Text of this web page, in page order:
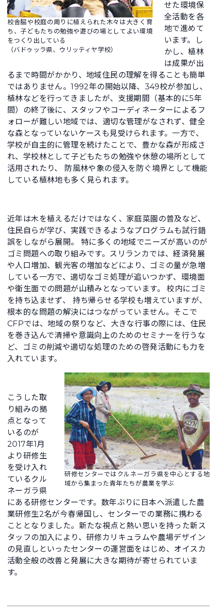
校舎脇や校庭の周りに植えられた木々は大きく育
ち、子どもたちの勉強や遊びの場としてよい環境
をつくり出している
（バドゥッラ県、ウリッティヤ学校）
せた環境保
全活動を各
地で進めて
います。し
かし、植林
は成果が出
るまで時間がかかり、地域住民の理解を得ることも簡単
ではありません。1992年の開始以降、349校が参加し、
植林などを行ってきましたが、支援期間（基本的に5年
間）の終了後に、スタッフやコーディネーターによるフ
ォローが難しい地域では、適切な管理がなされず、健全
な森となっていないケースも見受けられます。一方で、
学校が自主的に管理を続けたことで、豊かな森が形成さ
れ、学校林として子どもたちの勉強や休憩の場所として
活用されたり、 防風林や象の侵入を防ぐ境界として機能
している植林地も多く見られます。
近年は木を植えるだけではなく、家庭菜園の普及など、
住民自らが学び、実践できるようなプログラムも試行錯
誤をしながら展開。 特に多くの地域でニーズが高いのが
ゴミ問題への取り組みです。スリランカでは、経済発展
や人口増加、観光客の増加などにより、ゴミの量が急増
している一方で、適切なゴミ処理が追いつかず、環境面
や衛生面での問題が山積みとなっています。 校内にゴミ
を持ち込ませず、 持ち帰らせる学校も増えていますが、
根本的な問題の解決にはつながっていません。そこで
CFPでは、地域の祭りなど、大きな行事の際には、住民
を巻き込んで清掃や意識向上のためのセミナーを行うな
ど、ゴミの削減や適切な処理のための啓発活動にも力を
入れています。
研修センターではクルネーガラ県を中心とする地
域から集まった青年たちが農業を学ぶ
こうした取
り組みの拠
点となって
いるのが
2017年1月
より研修生
を受け入れ
ているクル
ネーガラ県
にある研修センターです。数年ぶりに日本へ派遣した農
業研修生2名が今春帰国し、センターでの業務に携わる
こととなりました。新たな視点と熱い思いを持った新ス
タッフの加入により、研修カリキュラムや農場デザイン
の見直しといったセンターの運営面をはじめ、オイスカ
活動全般の改善と発展に大きな期待が寄せられていま
す。